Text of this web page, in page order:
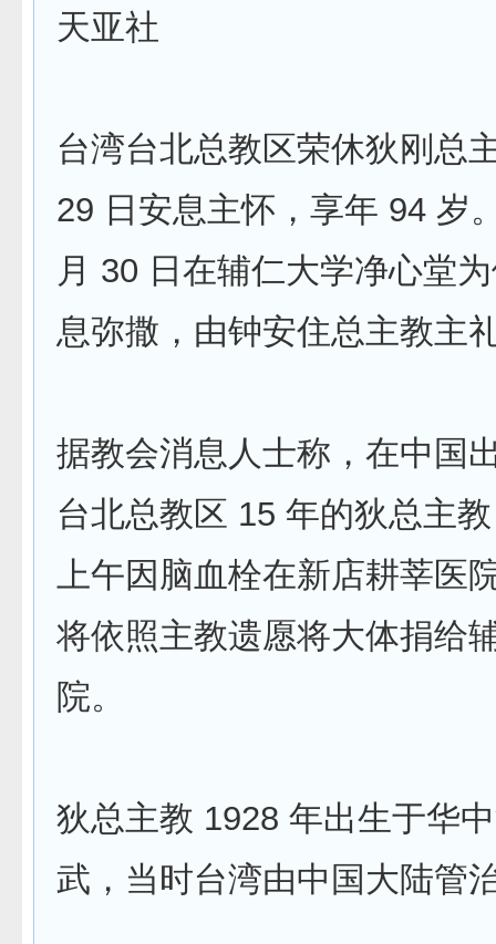
天亚社
台湾台北总教区荣休狄刚总
29 日安息主怀，享年 94 岁
月 30 日在辅仁大学净心堂
息弥撒，由钟安住总主教主
据教会消息人士称，在中国
台北总教区 15 年的狄总主
上午因脑血栓在新店耕莘医
将依照主教遗愿将大体捐给
院。
狄总主教 1928 年出生于华
武，当时台湾由中国大陆管